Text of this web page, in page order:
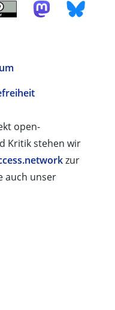
open-
Kritik stehen wir
zur
auch unser